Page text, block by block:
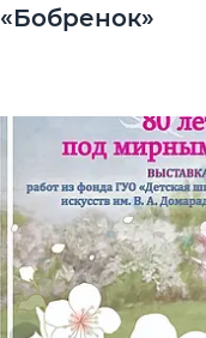
«Бобренок»